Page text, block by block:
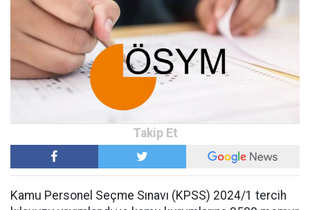
Kamu Personel Seçme Sınavı (KPSS) 2024/1 tercih